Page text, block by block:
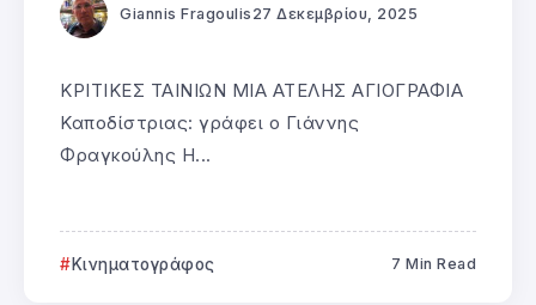
Giannis Fragoulis 27 Δεκεμβρίου, 2025
ΚΡΙΤΙΚΕΣ ΤΑΙΝΙΩΝ ΜΙΑ ΑΤΕΛΗΣ ΑΓΙΟΓΡΑΦΙΑ
Καποδίστριας: γράφει ο Γιάννης
Φραγκούλης Η...
Κινηματογράφος 7 Min Read